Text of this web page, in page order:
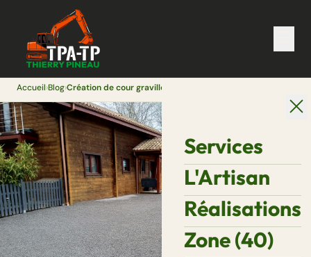
Services
L'Artisan
Réalisations
Zone (40)
Accueil›Blog›